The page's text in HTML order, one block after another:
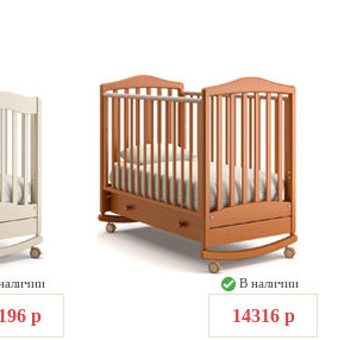
р
В наличии
14316 р